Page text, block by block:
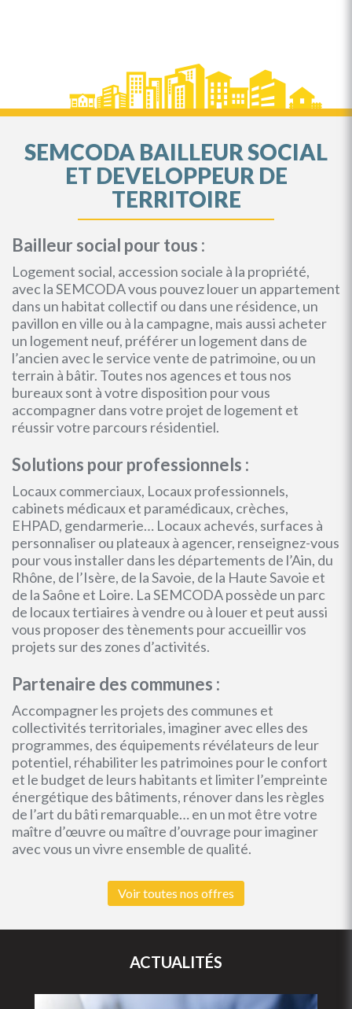
SEMCODA BAILLEUR SOCIAL
ET DEVELOPPEUR DE
TERRITOIRE
Bailleur social pour tous :
Logement social, accession sociale à la propriété,
avec la SEMCODA vous pouvez louer un appartement
dans un habitat collectif ou dans une résidence, un
pavillon en ville ou à la campagne, mais aussi acheter
un logement neuf, préférer un logement dans de
l’ancien avec le service vente de patrimoine, ou un
terrain à bâtir. Toutes nos agences et tous nos
bureaux sont à votre disposition pour vous
accompagner dans votre projet de logement et
réussir votre parcours résidentiel.
Solutions pour professionnels :
Locaux commerciaux, Locaux professionnels,
cabinets médicaux et paramédicaux, crèches,
EHPAD, gendarmerie… Locaux achevés, surfaces à
personnaliser ou plateaux à agencer, renseignez-vous
pour vous installer dans les départements de l’Ain, du
Rhône, de l’Isère, de la Savoie, de la Haute Savoie et
de la Saône et Loire. La SEMCODA possède un parc
de locaux tertiaires à vendre ou à louer et peut aussi
vous proposer des tènements pour accueillir vos
projets sur des zones d’activités.
Partenaire des communes :
Accompagner les projets des communes et
collectivités territoriales, imaginer avec elles des
programmes, des équipements révélateurs de leur
potentiel, réhabiliter les patrimoines pour le confort
et le budget de leurs habitants et limiter l’empreinte
énergétique des bâtiments, rénover dans les règles
de l’art du bâti remarquable… en un mot être votre
maître d’œuvre ou maître d’ouvrage pour imaginer
avec vous un vivre ensemble de qualité.
Voir toutes nos offres
ACTUALITÉS